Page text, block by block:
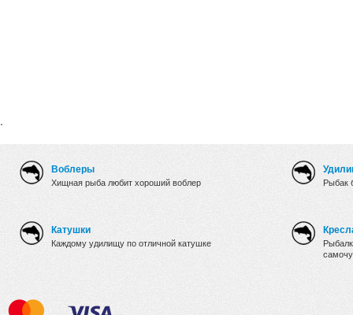
.
Воблеры
Хищная рыба любит хороший воблер
Катушки
Каждому удилищу по отличной катушке
Рыбак